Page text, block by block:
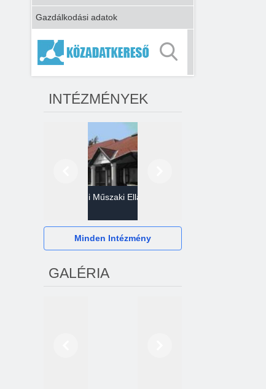
Gazdálkodási adatok
INTÉZMÉNYEK
Gazdasági Műszaki Ellátó
Minden Intézmény
GALÉRIA